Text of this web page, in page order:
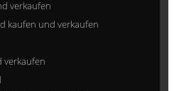
verkaufen
kaufen und verkaufen
verkaufen